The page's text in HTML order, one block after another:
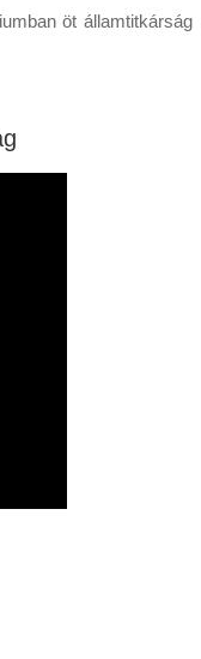
öt államtitkárság